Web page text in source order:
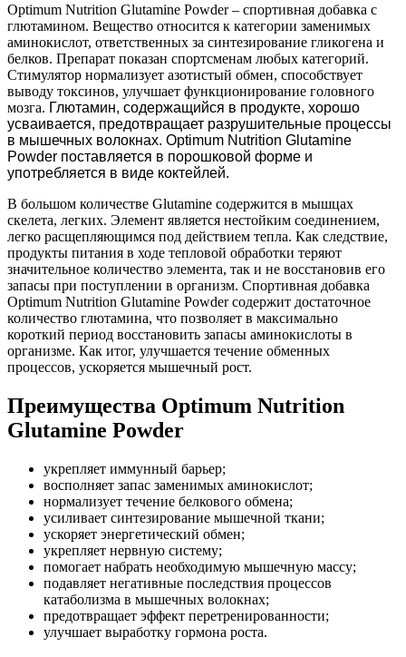
Optimum Nutrition Glutamine Powder – спортивная добавка с
глютамином. Вещество относится к категории заменимых
аминокислот, ответственных за синтезирование гликогена и
белков. Препарат показан спортсменам любых категорий.
Стимулятор нормализует азотистый обмен, способствует
выводу токсинов, улучшает функционирование головного
мозга. Глютамин, содержащийся в продукте, хорошо
усваивается, предотвращает разрушительные процессы
в мышечных волокнах. Optimum Nutrition Glutamine
Powder поставляется в порошковой форме и
употребляется в виде коктейлей.
В большом количестве Glutamine содержится в мышцах
скелета, легких. Элемент является нестойким соединением,
легко расщепляющимся под действием тепла. Как следствие,
продукты питания в ходе тепловой обработки теряют
значительное количество элемента, так и не восстановив его
запасы при поступлении в организм. Спортивная добавка
Optimum Nutrition Glutamine Powder содержит достаточное
количество глютамина, что позволяет в максимально
короткий период восстановить запасы аминокислоты в
организме. Как итог, улучшается течение обменных
процессов, ускоряется мышечный рост.
Преимущества Optimum Nutrition
Glutamine Powder
укрепляет иммунный барьер;
восполняет запас заменимых аминокислот;
нормализует течение белкового обмена;
усиливает синтезирование мышечной ткани;
ускоряет энергетический обмен;
укрепляет нервную систему;
помогает набрать необходимую мышечную массу;
подавляет негативные последствия процессов
катаболизма в мышечных волокнах;
предотвращает эффект перетренированности;
улучшает выработку гормона роста.